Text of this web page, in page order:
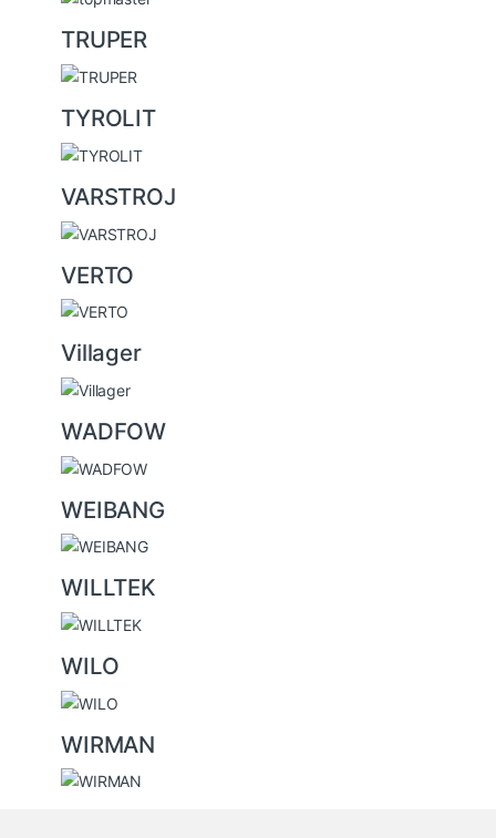
TRUPER
TYROLIT
VARSTROJ
VERTO
Villager
WADFOW
WEIBANG
WILLTEK
WILO
WIRMAN